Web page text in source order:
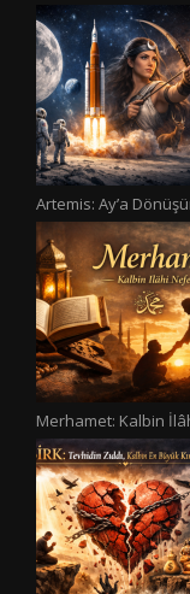
Artemis: Ay’a
Merhamet: Kalbin